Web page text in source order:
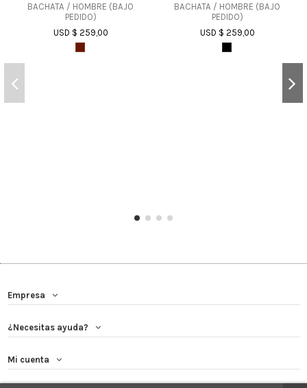
BACHATA / HOMBRE (BAJO
PEDIDO)
USD $ 259,00
BACHATA / HOMBRE (BAJO
PEDIDO)
USD $ 259,00
Empresa
¿Necesitas ayuda?
Mi cuenta